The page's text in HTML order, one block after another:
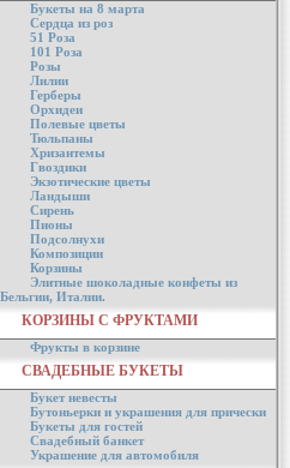
Букеты на 8 марта
Сердца из роз
51 Роза
101 Роза
Розы
Лилии
Герберы
Орхидеи
Полевые цветы
Тюльпаны
Хризантемы
Гвоздики
Экзотические цветы
Ландыши
Сирень
Пионы
Подсолнухи
Композиции
Корзины
Элитные шоколадные конфеты из
Бельгии, Италии.
КОРЗИНЫ С ФРУКТАМИ
Фрукты в корзине
СВАДЕБНЫЕ БУКЕТЫ
Букет невесты
Бутоньерки и украшения для прически
Букеты для гостей
Свадебный банкет
Украшение для автомобиля